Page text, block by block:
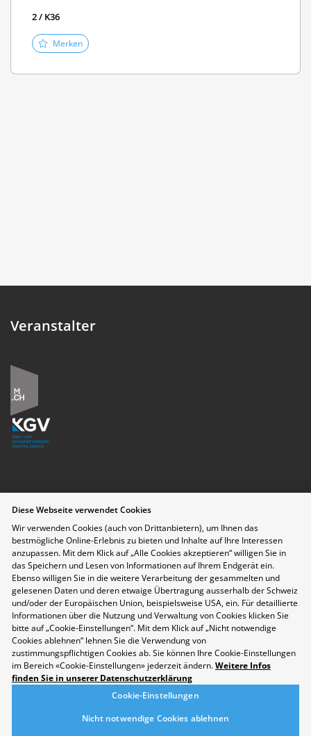
2 / K36
Merken
Veranstalter
Datenschutzerklärung
Disclaimer
Kontakt
Cookie-Einstellungen
Nachhaltigkeit
Berufsmesse Zürich
Messe
Berufsfelder
Aussteller
Newsletter
Medienmitteilungen
Für Aussteller
Auf- und Abbauzeiten
Die Räumlichkeiten der Messe Zürich sind rollstuhlgängig.
Folgen Sie uns auf Social Media
Diese Webseite verwendet Cookies
Wir verwenden Cookies (auch von Drittanbietern), um Ihnen das
bestmögliche Online-Erlebnis zu bieten und Inhalte auf Ihre Interessen
anzupassen. Mit dem Klick auf „Alle Cookies akzeptieren“ willigen Sie in
das Speichern und Lesen von Informationen auf Ihrem Endgerät ein.
Ebenso willigen Sie in die weitere Verarbeitung der gesammelten und
gelesenen Daten und deren etwaige Übertragung ausserhalb der Schweiz
und/oder der Europäischen Union, beispielsweise USA, ein. Für detaillierte
Informationen über die Nutzung und Verwaltung von Cookies klicken Sie
bitte auf „Cookie-Einstellungen“. Mit dem Klick auf „Nicht notwendige
Cookies ablehnen“ lehnen Sie die Verwendung von
zustimmungspflichtigen Cookies ab. Sie können Ihre Cookie-Einstellungen
im Bereich «Cookie-Einstellungen» jederzeit ändern.Weitere Infos
finden Sie in unserer Datenschutzerklärung
Cookie-Einstellungen
Nicht notwendige Cookies ablehnen